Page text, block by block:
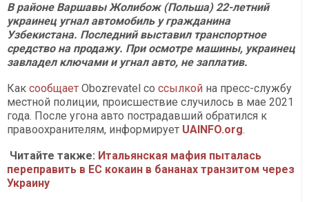
В районе Варшавы Жолибож (Польша) 22-летний
украинец угнал автомобиль у гражданина
Узбекистана. Последний выставил транспортное
средство на продажу. При осмотре машины, украинец
завладел ключами и угнал авто, не заплатив.
Как сообщает Оbozrevatel со ссылкой на пресс-службу
местной полиции, происшествие случилось в мае 2021
года. После угона авто пострадавший обратился к
правоохранителям, информирует UAINFO.org.
Читайте также: Итальянская мафия пыталась
переправить в ЕС кокаин в бананах транзитом через
Украину